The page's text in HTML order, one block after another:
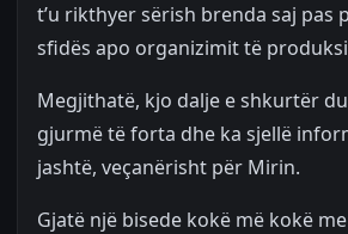
t’u rikthyer sërish brenda saj pas
sfidës apo organizimit të
Megjithatë, kjo dalje e shkurtër
gjurmë të forta dhe ka sjellë
jashtë, veçanërisht për Mirin.
Gjatë një bisede kokë më kokë